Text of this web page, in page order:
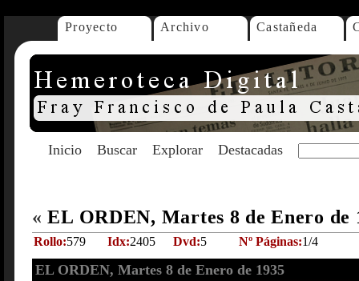
Proyecto Archivo Castañeda
Inicio Buscar Explorar Destacadas
« EL ORDEN, Martes 8 de Enero de
Rollo:579 Idx:2405 Dvd:5 Nº Páginas:1/4
EL ORDEN, Martes 8 de Enero de 1935